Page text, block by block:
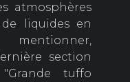
atmosphères
liquides en
section
tuffo